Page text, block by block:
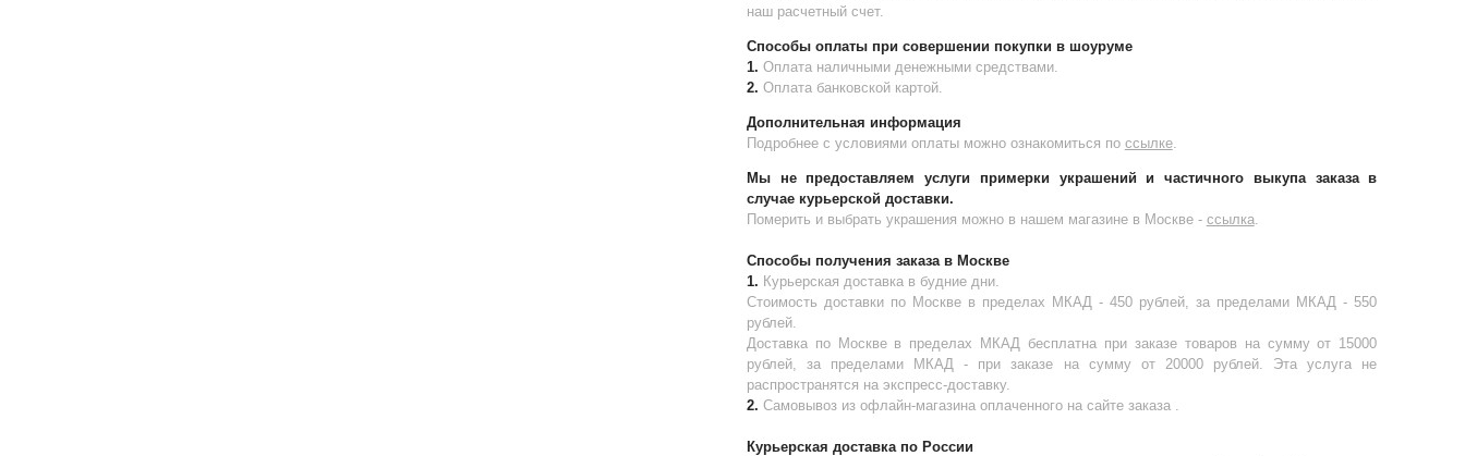
наш расчетный счет.
Способы оплаты при совершении покупки в шоуруме
1. Оплата наличными денежными средствами.
2. Оплата банковской картой.
Дополнительная информация
Подробнее с условиями оплаты можно ознакомиться по ссылке.
Мы не предоставляем услуги примерки украшений и частичного выкупа заказа в
случае курьерской доставки.
Померить и выбрать украшения можно в нашем магазине в Москве - ссылка.
Способы получения заказа в Москве
1. Курьерская доставка в будние дни.
Стоимость доставки по Москве в пределах МКАД - 450 рублей, за пределами МКАД - 550
рублей.
Доставка по Москве в пределах МКАД бесплатна при заказе товаров на сумму от 15000
рублей, за пределами МКАД - при заказе на сумму от 20000 рублей. Эта услуга не
распространятся на экспресс-доставку.
2. Самовывоз из офлайн-магазина оплаченного на сайте заказа .
Курьерская доставка по России